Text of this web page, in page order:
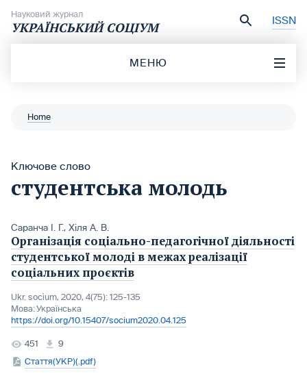
Науковий журнал
УКРАЇНСЬКИЙ СОЦІУМ ISSN
МЕНЮ
Home
Ключове слово
студентська молодь
Саранча І. Г., Хіля А. В.
Організація соціально-педагогічної діяльності
студентської молоді в межах реалізації
соціальних проєктів
Ukr. socìum, 2020, 4(75): 125-135
Мова:Українська
https://doi.org/10.15407/socium2020.04.125
451
9
Стаття(УКР)(.pdf)